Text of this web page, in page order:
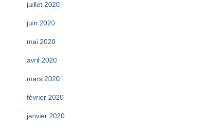
juillet 2020
juin 2020
mai 2020
avril 2020
mars 2020
février 2020
janvier 2020